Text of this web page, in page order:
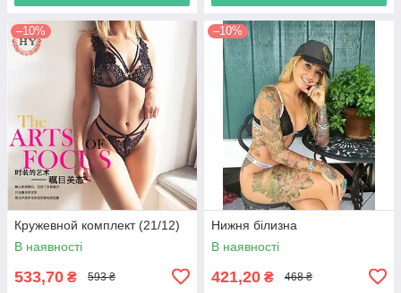
–10%
Кружевной комплект (21/12)
В наявності
533,70 ₴ 593 ₴
–10%
Нижня білизна
В наявності
421,20 ₴ 468 ₴